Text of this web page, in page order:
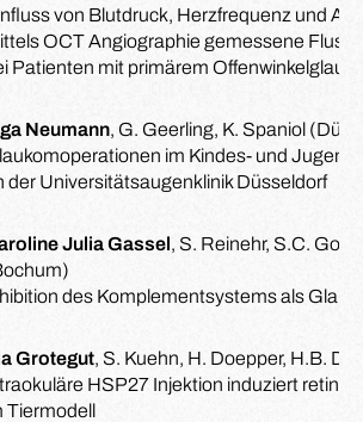
von Blutdruck, Herzfrequenz und
OCT Angiographie gemessene
Patienten mit primärem
Neumann, G. Geerling, K. Spaniol
im Kindes- und
der Universitätsaugenklinik Düsseldorf
Julia Gassel, S. Reinehr, S.C.
des Komplementsystems als
Grotegut, S. Kuehn, H. Doepper, H.B.
HSP27 Injektion induziert
Tiermodell